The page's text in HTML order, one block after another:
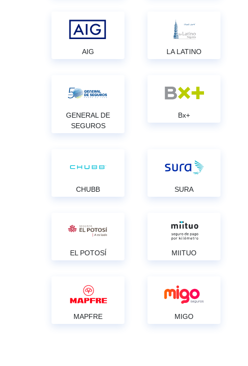
AIG LA LATINO
GENERAL DE
SEGUROS
Bx+
CHUBB SURA
EL POTOSÍ MIITUO
MAPFRE MIGO